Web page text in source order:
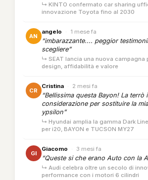
↳ KINTO confermato car sharing
innovazione Toyota fino al 2030
AN
angelo · 1 mese fa
“imbarazzante.... peggior
scegliere”
↳ SEAT lancia una nuova campagna
design, affidabilità e valore
CR
Cristina · 2 mesi fa
“Bellissima questa Bayon! La terrò
considerazione per sostituire la
ypsilon”
↳ Hyundai amplia la gamma Dark
per i20, BAYON e TUCSON MY27
GI
Giacomo · 3 mesi fa
“Queste si che erano Auto con la
↳ Audi celebra oltre un secolo di
performance con i motori 6 cilindri